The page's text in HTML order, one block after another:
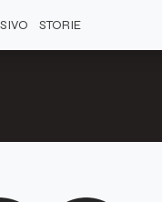
STORIE